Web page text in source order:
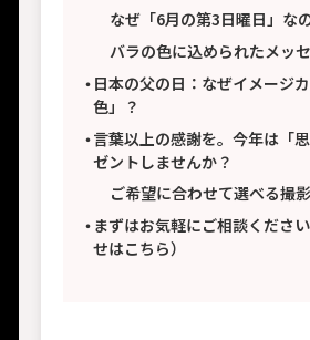
なぜ「6月の第3日曜日」な
バラの色に込められたメッ
日本の父の日：なぜイメージ
色」？
言葉以上の感謝を。今年は「
ゼントしませんか？
ご希望に合わせて選べる撮
まずはお気軽にご相談くださ
せはこちら）